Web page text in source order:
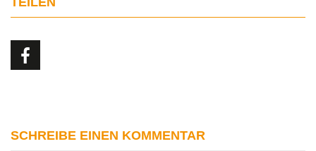
SCHREIBE EINEN KOMMENTAR